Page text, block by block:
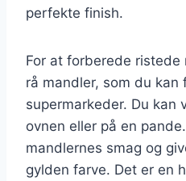
perfekte finish.
For at forberede
rå mandler, som du kan
supermarkeder. Du
ovnen eller på en
mandlernes smag og
gylden farve. Det er en